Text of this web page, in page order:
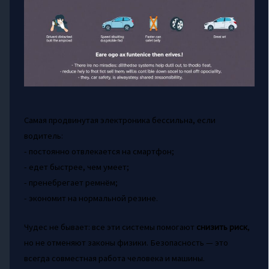
Самая продвинутая электроника бессильна, если
водитель:
- постоянно отвлекается на смартфон;
- едет быстрее, чем умеет;
- пренебрегает ремнём;
- экономит на нормальной резине.
Чудес не бывает: все эти системы помогают снизить риск,
но не отменяют законы физики. Безопасность — это
всегда совместная работа человека и машины.